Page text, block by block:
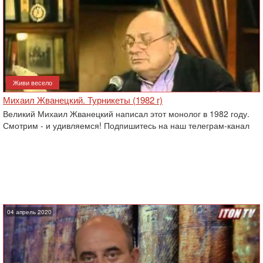
Живи весело
Михаил Жванецкий. Турникеты (1982 г)
Великий Михаил Жванецкий написал этот монолог в 1982 году.
Смотрим - и удивляемся! Подпишитесь на наш телеграм-канал
04 апрель 2020